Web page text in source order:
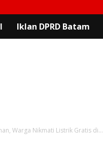
Iklan DPRD Batam
Warga Nikmati Listrik Gratis di...